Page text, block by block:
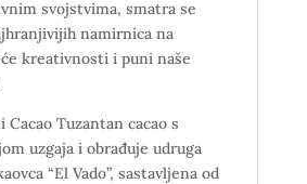
svojstvima, smatra se
namirnica na
kreativnosti i puni naše
Tuzantan cacao s
uzgaja i obrađuje udruga
“El Vado”, sastavljena od